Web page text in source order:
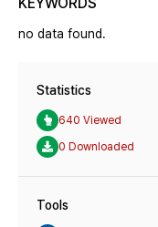
KEYWORDS
no data found.
Statistics
640 Viewed
0 Downloaded
Tools